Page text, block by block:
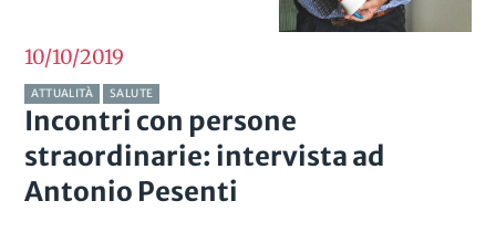
10/102019
ATTUALITÀ SALUTE
Incontri con persone
straordinarie: intervista ad
Antonio Pesenti